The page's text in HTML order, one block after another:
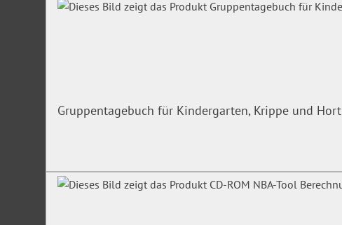
Gruppentagebuch für Kindergarten, Krippe und Hort